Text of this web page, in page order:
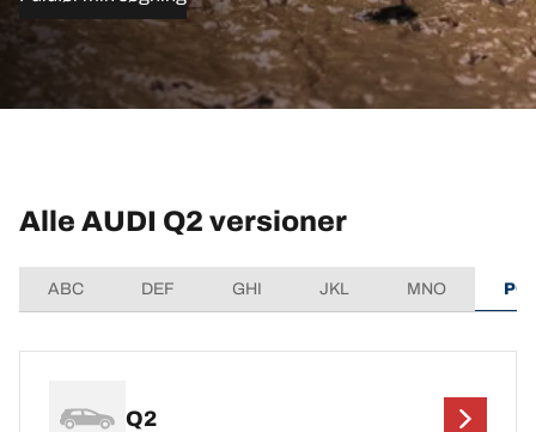
Alle AUDI Q2 versioner
ABC DEF GHI JKL MNO
Q2